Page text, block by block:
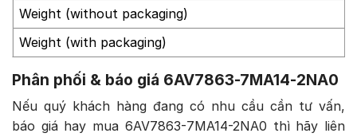
Weight (without packaging)
Weight (with packaging)
Phân phối & báo giá 6AV7863-7MA14-2NA0
Nếu quý khách hàng đang có nhu cầu cần tư vấn,
báo giá hay mua 6AV7863-7MA14-2NA0 thì hãy liên